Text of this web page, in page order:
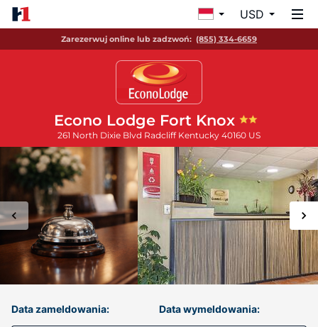
USD
Zarezerwuj online lub zadzwoń: (855) 334-6659
Econo Lodge Fort Knox
261 North Dixie Blvd Radcliff Kentucky 40160 US
Data zameldowania: Data wymeldowania: